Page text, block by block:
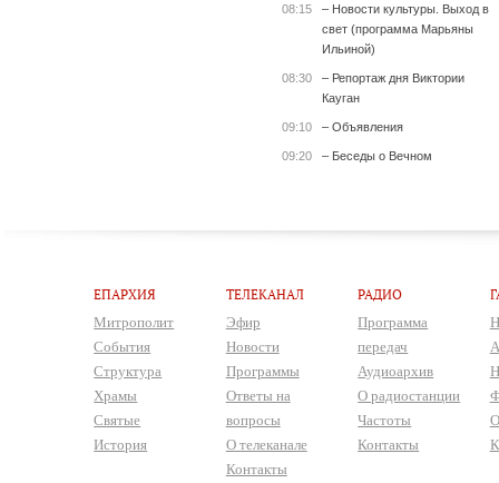
08:15
– Новости культуры. Выход в
свет (программа Марьяны
Ильиной)
08:30
– Репортаж дня Виктории
Кауган
09:10 – Объявления
09:20 – Беседы о Вечном
ЕПАРХИЯ
Митрополит
События
Структура
Храмы
Святые
История
ТЕЛЕКАНАЛ
Эфир
Новости
Программы
Ответы на
вопросы
О телеканале
Контакты
РАДИО
Программа
передач
Аудиоархив
О радиостанции
Частоты
Контакты